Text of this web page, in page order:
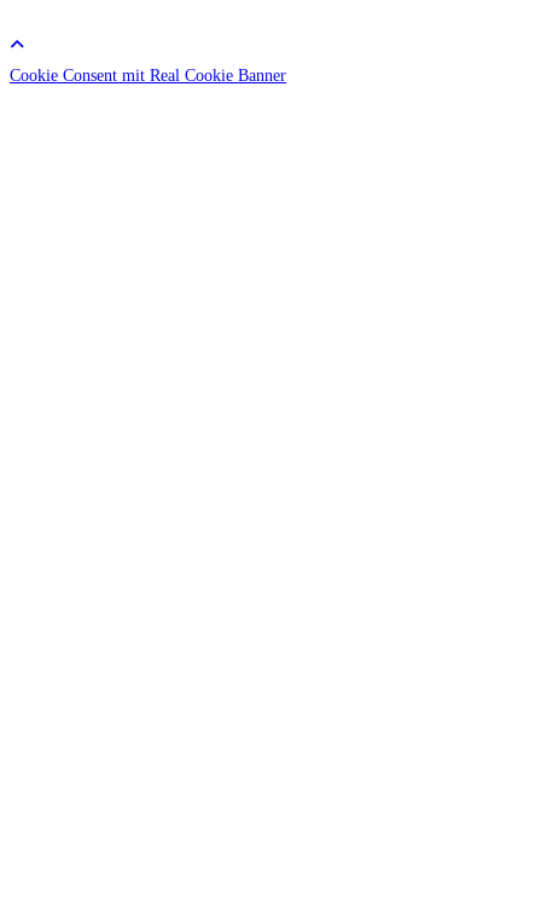
Cookie Consent mit Real Cookie Banner